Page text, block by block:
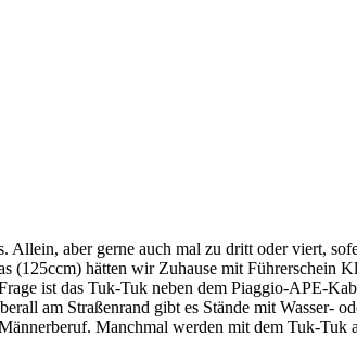
aber gerne auch mal zu dritt oder viert,
hätten wir Zuhause mit Führerschein
ist das Tuk-Tuk neben dem Piaggio-APE-
am Straßenrand gibt es Stände mit Wasser-
Manchmal werden mit dem Tuk-Tuk